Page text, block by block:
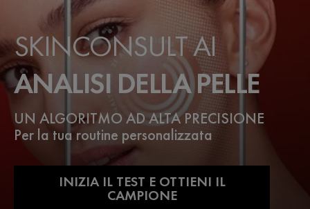
SKINCONSULT AI
ANALISI DELLA PELLE
UN ALGORITMO AD ALTA PRECISIONE
Per la tua routine personalizzata
INIZIA IL TEST E OTTIENI IL
CAMPIONE